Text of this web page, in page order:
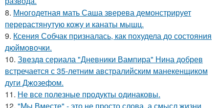
8. Многодетная мать Саша зверева демонстрирует
перерастянутую кожу и канаты мышц.
9. Ксения Собчак призналась, как похудела до состояния
дюймовочки.
10. Звeздa сериала "Дневники Вампира" Нина добрев
встречается с 35-летним австралийским манекенщиком
дуги Джозефом.
11. Не все полезные продукты одинаковы.
12. "Мы Вместе" - это не просто слова, а смысл жизни